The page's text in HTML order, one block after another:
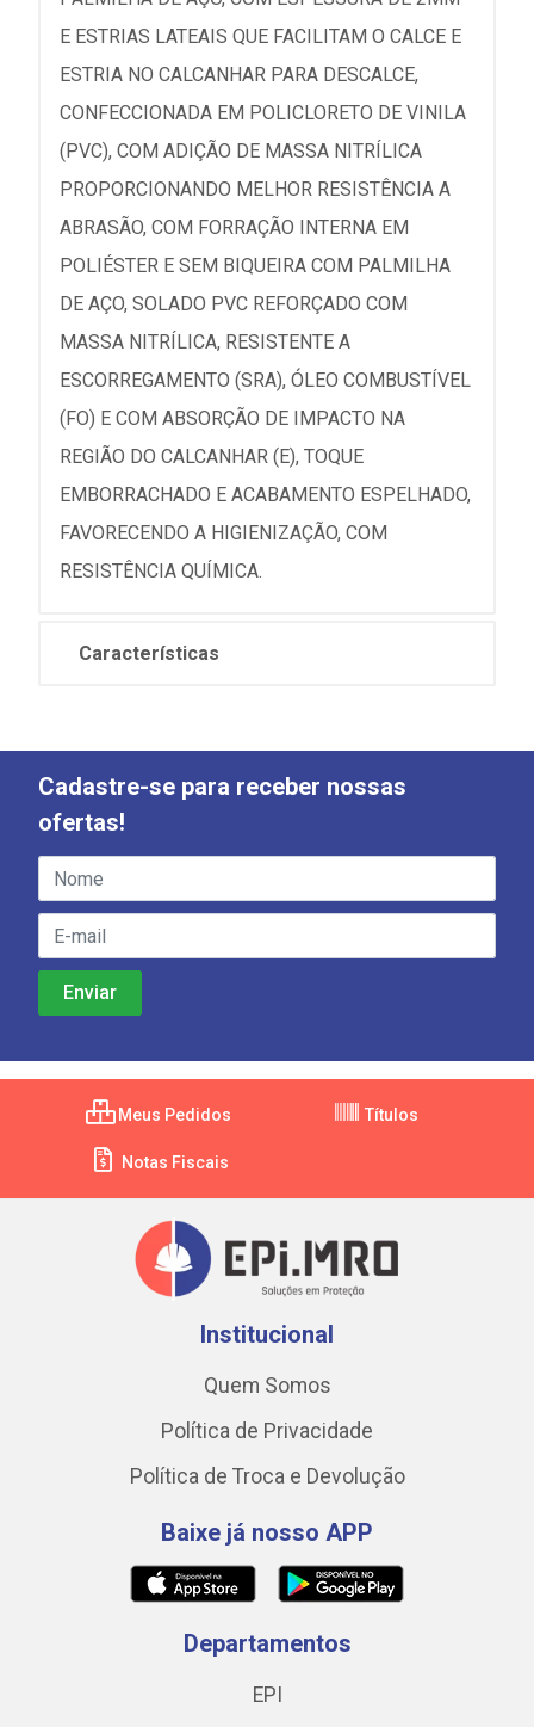
E ESTRIAS LATEAIS QUE FACILITAM O CALCE E
ESTRIA NO CALCANHAR PARA DESCALCE,
CONFECCIONADA EM POLICLORETO DE VINILA
(PVC), COM ADIÇÃO DE MASSA NITRÍLICA
PROPORCIONANDO MELHOR RESISTÊNCIA A
ABRASÃO, COM FORRAÇÃO INTERNA EM
POLIÉSTER E SEM BIQUEIRA COM PALMILHA
DE AÇO, SOLADO PVC REFORÇADO COM
MASSA NITRÍLICA, RESISTENTE A
ESCORREGAMENTO (SRA), ÓLEO COMBUSTÍVEL
(FO) E COM ABSORÇÃO DE IMPACTO NA
REGIÃO DO CALCANHAR (E), TOQUE
EMBORRACHADO E ACABAMENTO ESPELHADO,
FAVORECENDO A HIGIENIZAÇÃO, COM
RESISTÊNCIA QUÍMICA.
Características
Cadastre-se para receber nossas
ofertas!
Meus Pedidos Títulos
Notas Fiscais
Institucional
Quem Somos
Política de Privacidade
Política de Troca e Devolução
Baixe já nosso APP
Departamentos
EPI